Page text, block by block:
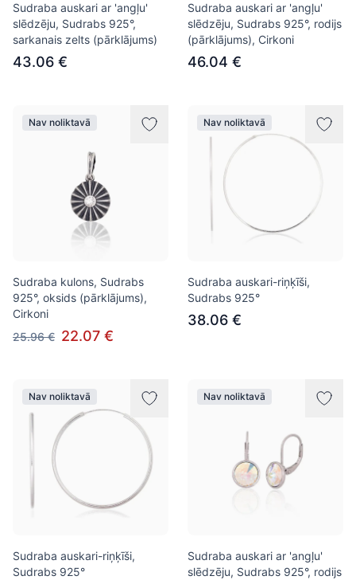
Sudraba auskari ar 'angļu'
slēdzēju, Sudrabs 925°,
sarkanais zelts (pārklājums)
43.06 €
Sudraba auskari ar 'angļu'
slēdzēju, Sudrabs 925°, rodijs
(pārklājums), Cirkoni
46.04 €
Nav noliktavā
Sudraba kulons, Sudrabs
925°, oksids (pārklājums),
Cirkoni
25.96 € 22.07 €
Nav noliktavā
Sudraba auskari-riņķīši,
Sudrabs 925°
38.06 €
Nav noliktavā
Sudraba auskari-riņķīši,
Sudrabs 925°
Nav noliktavā
Sudraba auskari ar 'angļu'
slēdzēju, Sudrabs 925°, rodijs